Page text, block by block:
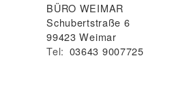
BÜRO WEIMAR
Schubertstraße 6
99423 Weimar
Tel: 03643 9007725